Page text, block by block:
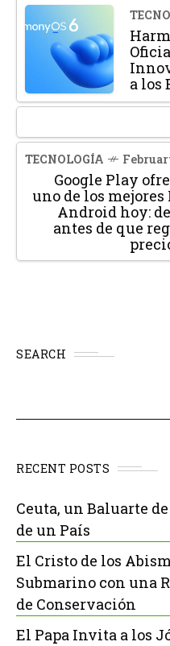
a los
TECNOLOGÍA
Google Play
uno de los mejores
Android hoy:
antes de que
SEARCH
RECENT POSTS
Ceuta, un Baluarte
de un País
El Cristo de los
Submarino con una
de Conservación
El Papa Invita a los